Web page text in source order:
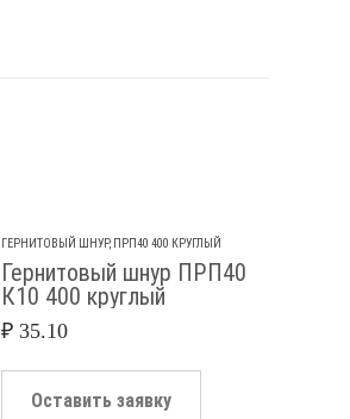
ГЕРНИТОВЫЙ ШНУР, ПРП40 400 КРУГЛЫЙ
Гернитовый шнур ПРП40
К10 400 круглый
₽35.10
Оставить заявку